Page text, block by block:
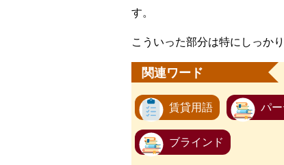
す。
こういった部分は特にしっか
関連ワード
賃貸用語 パ
ブラインド